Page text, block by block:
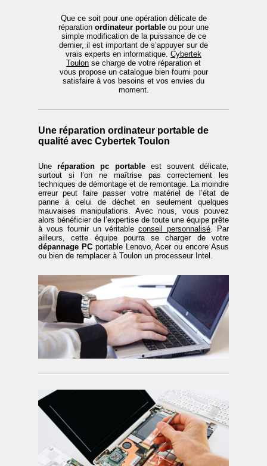
Que ce soit pour une opération délicate de
réparation ordinateur portable ou pour une
simple modification de la puissance de ce
dernier, il est important de s’appuyer sur de
vrais experts en informatique. Cybertek
Toulon se charge de votre réparation et
vous propose un catalogue bien fourni pour
satisfaire à vos besoins et vos envies du
moment.
Une réparation ordinateur portable de
qualité avec Cybertek Toulon
Uneréparation pc portableest souvent délicate,
surtout si l’on ne maîtrise pas correctement les
techniques de démontage et de remontage. La moindre
erreur peut faire passer votre matériel de l’état de
panne à celui de déchet en seulement quelques
mauvaises manipulations. Avec nous, vous pouvez
alors bénéficier de l’expertise de toute une équipe prête
à vous fournir un véritableconseil personnalisé. Par
ailleurs, cette équipe pourra se charger de votre
dépannage PCportable Lenovo, Acer ou encore Asus
ou bien de remplacer à Toulon un processeur Intel.